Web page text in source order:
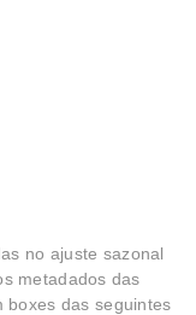
no ajuste sazonal
metadados das
boxes das seguintes